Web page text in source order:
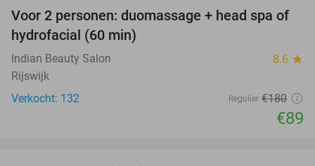
51%
Voor 2 personen: duomassage + head spa of
hydrofacial (60 min)
Indian Beauty Salon 8.6 star
Rijswijk
Verkocht: 132
Regulier €180
€89